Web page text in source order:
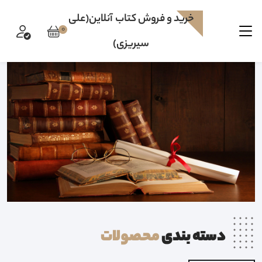
0
خرید و فروش کتاب آنلاین(علی
سیریزی)
دسته بندیمحصولات